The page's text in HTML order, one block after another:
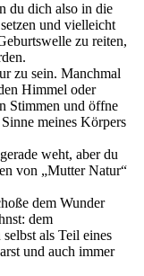
du dich also in die
und vielleicht
zu reiten,
zu sein. Manchmal
Himmel oder
Stimmen und öffne
meines Körpers
weht, aber du
von „Mutter Natur“
dem Wunder
dem
als Teil eines
und auch immer